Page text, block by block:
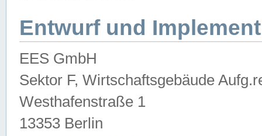
Entwurf und
EES GmbH
Sektor F, Wirtschaftsgebäude
Westhafenstraße 1
13353 Berlin